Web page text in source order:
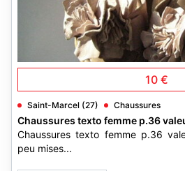
10 €
Saint-Marcel (27) Chaussures
Chaussures texto femme p.36
Chaussures texto femme p.36
peu mises...